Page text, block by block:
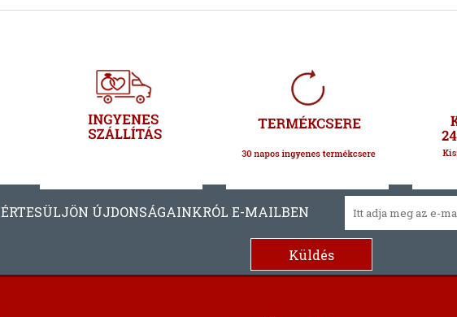
ÉRTESÜLJÖN ÚJDONSÁGAINKRÓL E-MAILBEN